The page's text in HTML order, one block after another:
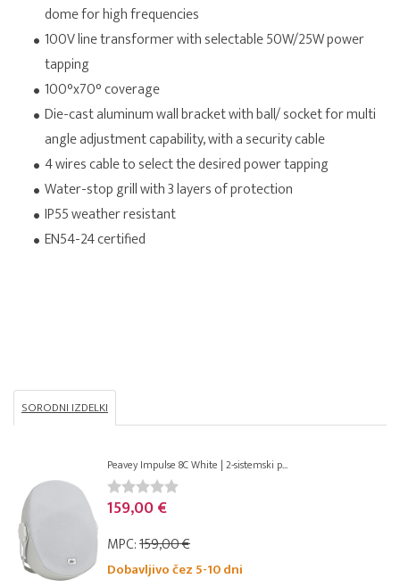
dome for high frequencies
100V line transformer with selectable 50W/25W power
tapping
100°x70° coverage
Die-cast aluminum wall bracket with ball/ socket for multi
angle adjustment capability, with a security cable
4 wires cable to select the desired power tapping
Water-stop grill with 3 layers of protection
IP55 weather resistant
EN54-24 certified
SORODNI IZDELKI
Peavey Impulse 8C White | 2-sistemski p...
159,00 €
MPC:159,00 €
Dobavljivo čez 5-10 dni